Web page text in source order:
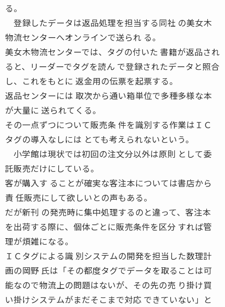
る。
登録したデータは返品処理を担当する同社 の美女木
物流センターへオンラインで送られ る。
美女木物流センターでは、タグの付いた 書籍が返品され
ると、リーダーでタグを読ん で登録されたデータと照合
し、これをもとに 返金用の伝票を起票する。
返品センターには 取次から通い箱単位で多種多様な本
が大量に 送られてくる。
その一点ずつについて販売条 件を識別する作業はＩＣ
タグの導入なしには とても考えられないという。
小学館は現状では初回の注文分以外は原則 として委
託販売だけにしている。
客が購入す ることが確実な客注本については書店から
責 任販売にして欲しいとの声もある。
だが新刊 の発売時に集中処理するのと違って、客注本
を出荷する際に、個体ごとに販売条件を区分 すれば管
理が煩雑になる。
ＩＣタグによる識 別システムの開発を担当した数理計
画の岡野 氏は「その都度タグでデータを取ることは可
能なので物流上の問題はないが、その先の売 り掛け買
い掛けシステムがまだそこまで対応 できていない」と